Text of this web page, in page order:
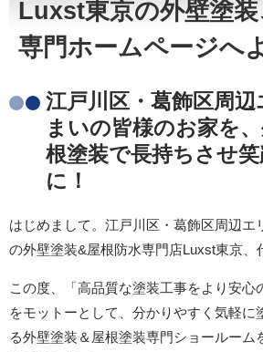
Luxst東京の外壁塗装
専門ホームページへ
江戸川区・葛飾区周
まいの皆様のお家を
根塗装で長持ちさせ
に！
はじめまして。江戸川区・葛飾区周辺エ
の外壁塗装&屋根防水専門店Luxst東京、
この度、「高品質な塗装工事をより安心
をモットーとして、分かりやすく気軽に
る外壁塗装＆屋根塗装専門ショールーム